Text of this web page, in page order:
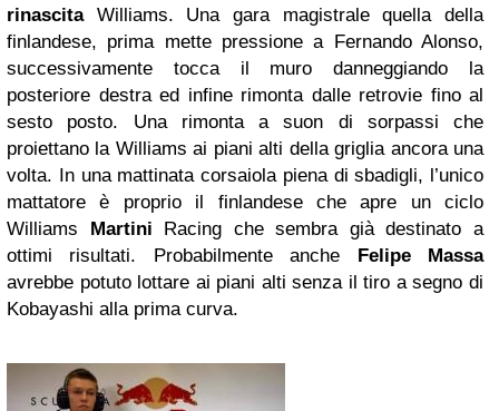
rinascitaWilliams. Una gara magistrale quella della
finlandese, prima mette pressione a Fernando Alonso,
successivamente tocca il muro danneggiando la
posteriore destra ed infine rimonta dalle retrovie fino al
sesto posto. Una rimonta a suon di sorpassi che
proiettano la Williams ai piani alti della griglia ancora una
volta. In una mattinata corsaiola piena di sbadigli, l’unico
mattatore è proprio il finlandese che apre un ciclo
Williams Martini Racing che sembra già destinato a
ottimi risultati. Probabilmente anche Felipe Massa
avrebbe potuto lottare ai piani alti senza il tiro a segno di
Kobayashi alla prima curva.